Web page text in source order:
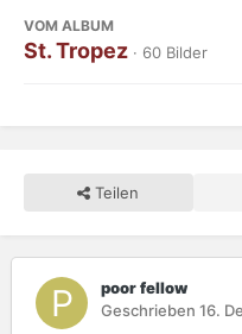
VOM ALBUM
St. Tropez · 60 Bilder
Teilen
poor fellow
Geschrieben 16.